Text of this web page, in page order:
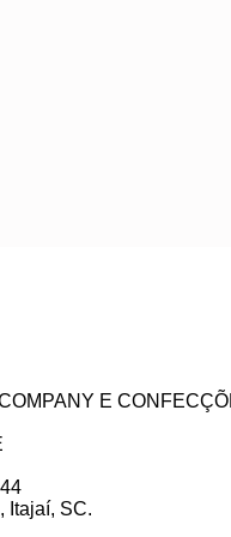
E
Itajaí, SC.